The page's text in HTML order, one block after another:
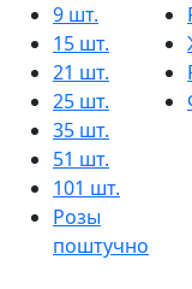
9 шт.
15 шт.
21 шт.
25 шт.
35 шт.
51 шт.
101 шт.
Розы
поштучно